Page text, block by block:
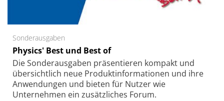
Sonderausgaben
Physics' Best und Best of
Die Sonder­ausgaben präsentieren kompakt und
übersichtlich neue Produkt­informationen und ihre
Anwendungen und bieten für Nutzer wie
Unternehmen ein zusätzliches Forum.